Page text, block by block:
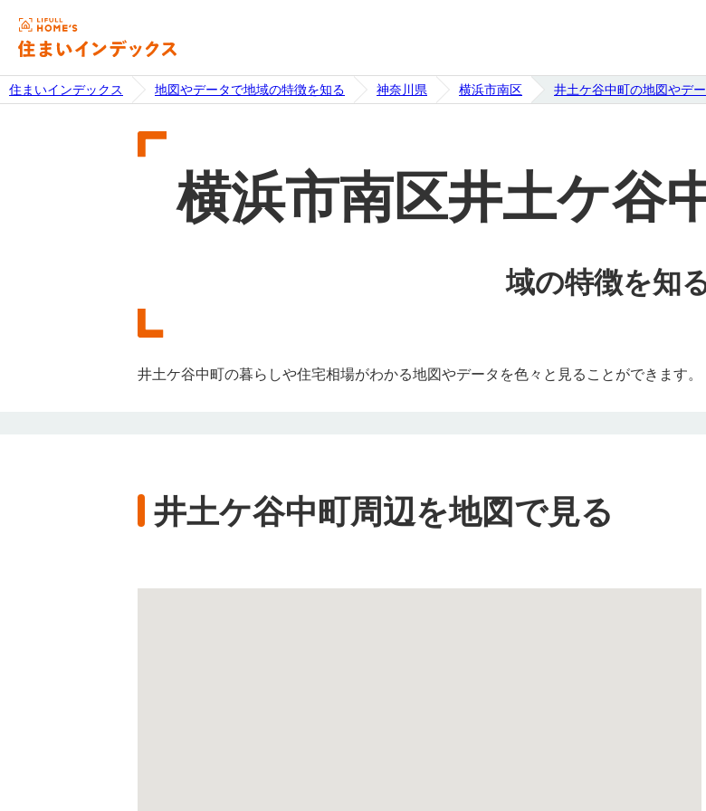
住まいインデックス 地図やデータで地域の特徴を知る 神奈川県 横浜市南区 井土ケ谷中町の地図やデ
横浜市南区井土ケ谷
域の特徴を知
井土ケ谷中町の暮らしや住宅相場がわかる地図やデータを色々と見ることができます。
井土ケ谷中町周辺を地図で見る